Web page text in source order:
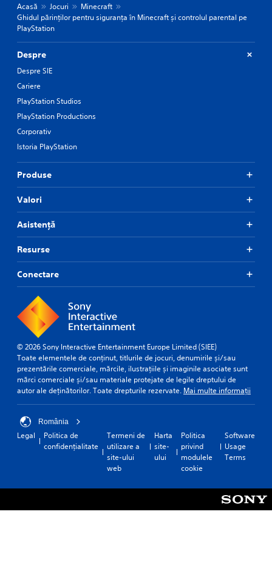
Acasă Jocuri
Minecraft
Ghidul părinților pentru siguranța în Minecraft și controlul parental pe
PlayStation
Despre
Despre SIE
Cariere
PlayStation Studios
PlayStation Productions
Corporativ
Istoria PlayStation
Produse
Valori
Asistență
Resurse
Conectare
© 2026 Sony Interactive Entertainment Europe Limited (SIEE)
Toate elementele de conținut, titlurile de jocuri, denumirile și/sau
prezentările comerciale, mărcile, ilustrațiile și imaginile asociate sunt
mărci comerciale și/sau materiale protejate de legile dreptului de
autor ale deținătorilor. Toate drepturile rezervate. Mai multe informații
România
Legal
Politica de
confidențialitate
Termeni de
utilizare a
site-ului
web
Harta
site-
ului
Politica
privind
modulele
cookie
Software
Usage
Terms